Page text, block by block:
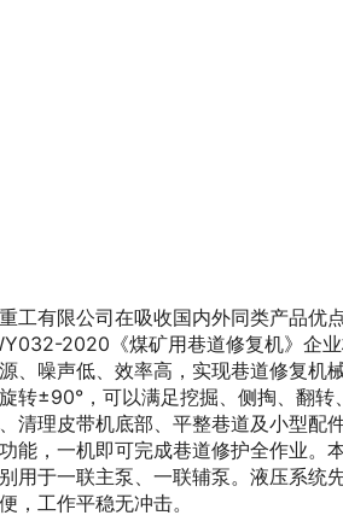
工有限公司在吸收国内外同类产品优
2020《煤矿用巷道修复机》企
、噪声低、效率高，实现巷道修复机
转±90°，可以满足挖掘、侧掏、翻
清理皮带机底部、平整巷道及小型配
能，一机即可完成巷道修护全作业
用于一联主泵、一联辅泵。液压系统
，工作平稳无冲击。